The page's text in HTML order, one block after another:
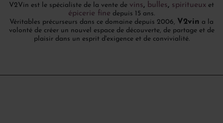
V2Vin est le spécialiste de la vente de vins, bulles, spiritueux et
épicerie fine depuis 15 ans.
Véritables précurseurs dans ce domaine depuis 2006, V2vin a la
volonté de créer un nouvel espace de découverte, de partage et de
plaisir dans un esprit d'exigence et de convivialité.